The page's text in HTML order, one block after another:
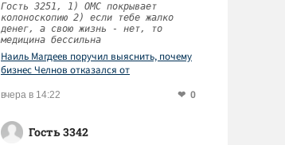
Гость 3251, 1) ОМС покрывает
колоноскопию 2) если тебе жалко
денег, а свою жизнь - нет, то
медицина бессильна
Наиль Магдеев поручил выяснить, почему
бизнес Челнов отказался от
вчера в 14:22 0
Гость 3342